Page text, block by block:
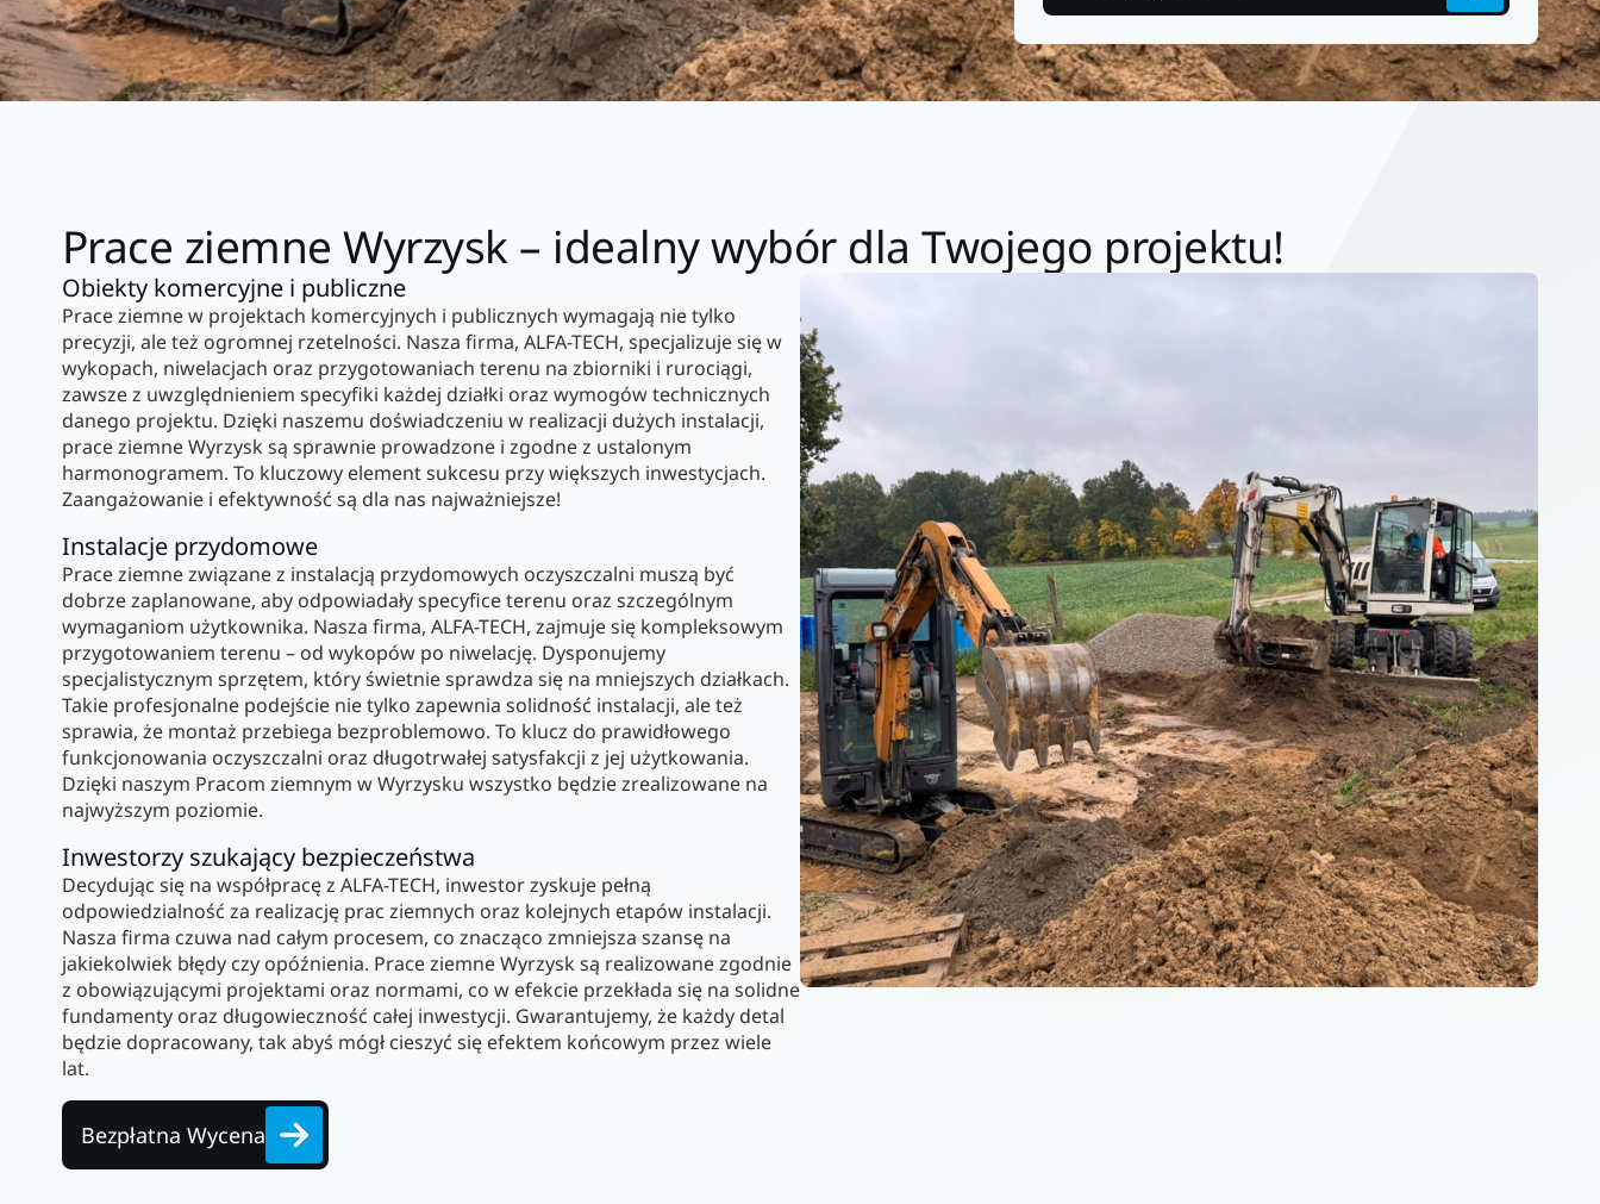
Prace ziemne Wyrzysk – idealny wybór dla Twojego projektu!
Obiekty komercyjne i publiczne
Prace ziemne w projektach komercyjnych i publicznych wymagają nie tylko
precyzji, ale też ogromnej rzetelności. Nasza firma, ALFA-TECH, specjalizuje się w
wykopach, niwelacjach oraz przygotowaniach terenu na zbiorniki i rurociągi,
zawsze z uwzględnieniem specyfiki każdej działki oraz wymogów technicznych
danego projektu. Dzięki naszemu doświadczeniu w realizacji dużych instalacji,
prace ziemne Wyrzysk są sprawnie prowadzone i zgodne z ustalonym
harmonogramem. To kluczowy element sukcesu przy większych inwestycjach.
Zaangażowanie i efektywność są dla nas najważniejsze!
Instalacje przydomowe
Prace ziemne związane z instalacją przydomowych oczyszczalni muszą być
dobrze zaplanowane, aby odpowiadały specyfice terenu oraz szczególnym
wymaganiom użytkownika. Nasza firma, ALFA-TECH, zajmuje się kompleksowym
przygotowaniem terenu – od wykopów po niwelację. Dysponujemy
specjalistycznym sprzętem, który świetnie sprawdza się na mniejszych działkach.
Takie profesjonalne podejście nie tylko zapewnia solidność instalacji, ale też
sprawia, że montaż przebiega bezproblemowo. To klucz do prawidłowego
funkcjonowania oczyszczalni oraz długotrwałej satysfakcji z jej użytkowania.
Dzięki naszym Pracom ziemnym w Wyrzysku wszystko będzie zrealizowane na
najwyższym poziomie.
Inwestorzy szukający bezpieczeństwa
Decydując się na współpracę z ALFA-TECH, inwestor zyskuje pełną
odpowiedzialność za realizację prac ziemnych oraz kolejnych etapów instalacji.
Nasza firma czuwa nad całym procesem, co znacząco zmniejsza szansę na
jakiekolwiek błędy czy opóźnienia. Prace ziemne Wyrzysk są realizowane zgodnie
z obowiązującymi projektami oraz normami, co w efekcie przekłada się na solidne
fundamenty oraz długowieczność całej inwestycji. Gwarantujemy, że każdy detal
będzie dopracowany, tak abyś mógł cieszyć się efektem końcowym przez wiele
lat.
Bezpłatna Wycena